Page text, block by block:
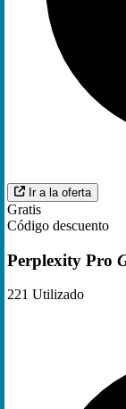
Ir a la oferta
Gratis
Código descuento
Perplexity Pro
221 Utilizado